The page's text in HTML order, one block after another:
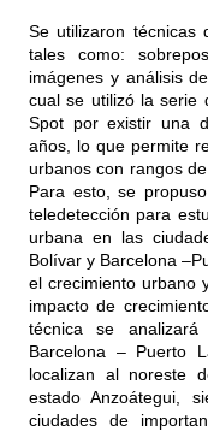
Se utilizaron técnicas
tales como:
imágenes y análisis
cual se utilizó la serie
Spot por existir una
años, lo que permite
urbanos con rangos
Para esto, se
teledetección para
urbana en las
Bolívar y Barcelona
el crecimiento urbano
impacto de
técnica se
Barcelona – Puerto
localizan al noreste
estado Anzoátegui,
ciudades de